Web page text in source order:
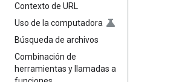
Contexto de URL
Uso de la computadora
Búsqueda de archivos
Combinación de
herramientas y llamadas a